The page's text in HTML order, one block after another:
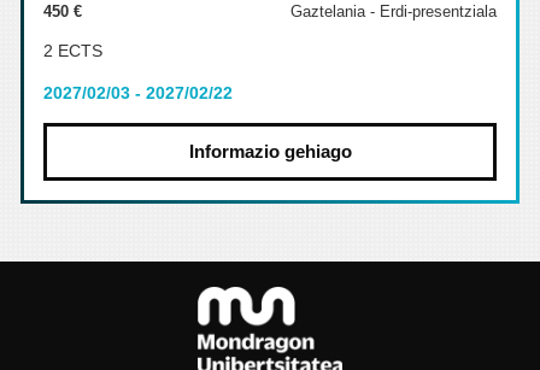
450 € Gaztelania - Erdi-presentziala
2 ECTS
2027/02/03 - 2027/02/22
Informazio gehiago